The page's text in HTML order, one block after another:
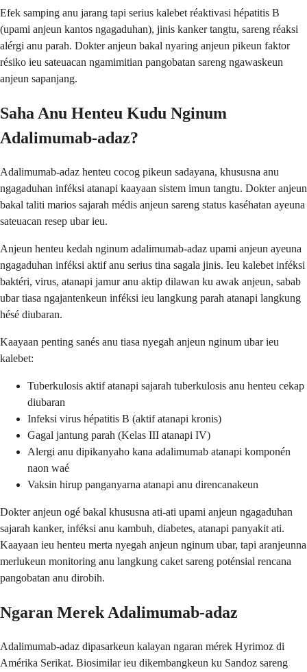
Efek samping anu jarang tapi serius kalebet réaktivasi hépatitis B
(upami anjeun kantos ngagaduhan), jinis kanker tangtu, sareng réaksi
alérgi anu parah. Dokter anjeun bakal nyaring anjeun pikeun faktor
résiko ieu sateuacan ngamimitian pangobatan sareng ngawaskeun
anjeun sapanjang.
Saha Anu Henteu Kudu Nginum
Adalimumab-adaz?
Adalimumab-adaz henteu cocog pikeun sadayana, khususna anu
ngagaduhan inféksi atanapi kaayaan sistem imun tangtu. Dokter anjeun
bakal taliti marios sajarah médis anjeun sareng status kaséhatan ayeuna
sateuacan resep ubar ieu.
Anjeun henteu kedah nginum adalimumab-adaz upami anjeun ayeuna
ngagaduhan inféksi aktif anu serius tina sagala jinis. Ieu kalebet inféksi
baktéri, virus, atanapi jamur anu aktip dilawan ku awak anjeun, sabab
ubar tiasa ngajantenkeun inféksi ieu langkung parah atanapi langkung
hésé diubaran.
Kaayaan penting sanés anu tiasa nyegah anjeun nginum ubar ieu
kalebet:
Tuberkulosis aktif atanapi sajarah tuberkulosis anu henteu cekap
diubaran
Infeksi virus hépatitis B (aktif atanapi kronis)
Gagal jantung parah (Kelas III atanapi IV)
Alergi anu dipikanyaho kana adalimumab atanapi komponén
naon waé
Vaksin hirup panganyarna atanapi anu direncanakeun
Dokter anjeun ogé bakal khususna ati-ati upami anjeun ngagaduhan
sajarah kanker, inféksi anu kambuh, diabetes, atanapi panyakit ati.
Kaayaan ieu henteu merta nyegah anjeun nginum ubar, tapi aranjeunna
merlukeun monitoring anu langkung caket sareng poténsial rencana
pangobatan anu dirobih.
Ngaran Merek Adalimumab-adaz
Adalimumab-adaz dipasarkeun kalayan ngaran mérek Hyrimoz di
Amérika Serikat. Biosimilar ieu dikembangkeun ku Sandoz sareng